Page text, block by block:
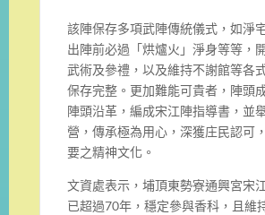
該陣保存多項武陣傳統儀式，如淨
出陣前必過「烘爐火」淨身等等，
武術及參禮，以及維持不謝館等各
保存完整。更加難能可貴者，陣頭
陣頭沿革，編成宋江陣指導書，並
營，傳承極為用心，深獲庄民認可
要之精神文化。
文資處表示，埔頂東勢寮通興宮宋
已超過70年，穩定參與香科，且維